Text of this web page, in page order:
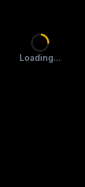
Loading…